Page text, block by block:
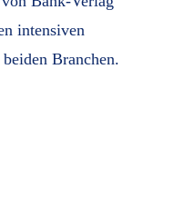
intensiven
Branchen.